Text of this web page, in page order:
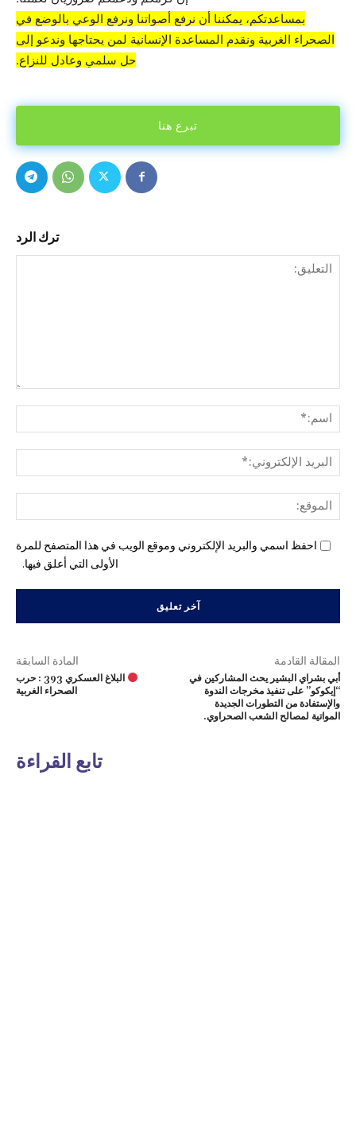
بمساعدتكم، يمكننا أن نرفع أصواتنا ونرفع الوعي بالوضع في
الصحراء الغربية ونقدم المساعدة الإنسانية لمن يحتاجها وندعو إلى
حل سلمي وعادل للنزاع.
تبرع هنا
ترك الرد
احفظ اسمي والبريد الإلكتروني وموقع الويب في هذا المتصفح للمرة
الأولى التي أعلق فيها.
المادة السابقة
البلاغ العسكري 393 : حرب
الصحراء الغربية
المقالة القادمة
أبي بشراي البشير يحث المشاركين في
“إيكوكو” على تنفيذ مخرجات الندوة
والإستفادة من التطورات الجديدة
المواتية لمصالح الشعب الصحراوي.
تابع القراءة